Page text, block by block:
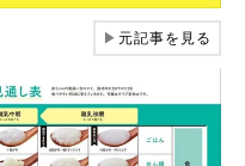
▶元記事を見る